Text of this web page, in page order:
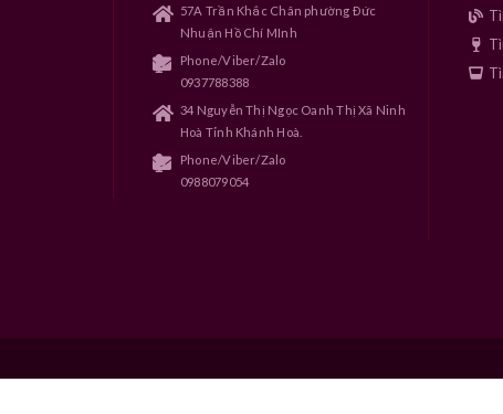
57A Trần Khắc Chân phường Đức
Nhuận Hồ Chí MInh
Phone/Viber/Zalo
0937788388
34 Nguyễn Thị Ngọc Oanh Thị Xã Ninh
Hoà Tỉnh Khánh Hoà.
Phone/Viber/Zalo
0988079054